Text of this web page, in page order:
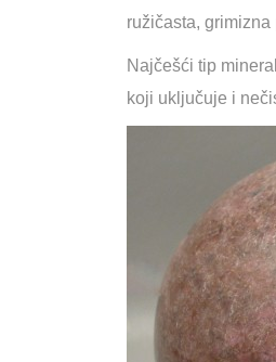
ružičasta, grimizna
Najčešći tip
koji uključuje i